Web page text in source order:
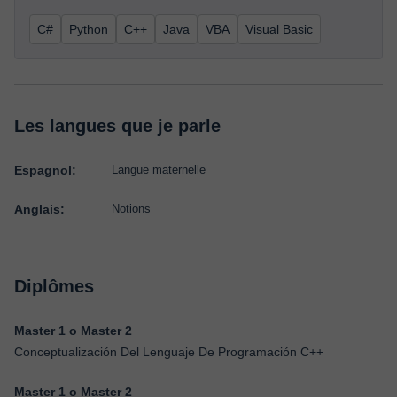
C# Python C++ Java VBA Visual Basic
Les langues que je parle
Espagnol: Langue maternelle
Anglais: Notions
Diplômes
Master 1 o Master 2
Conceptualización Del Lenguaje De Programación C++
Master 1 o Master 2